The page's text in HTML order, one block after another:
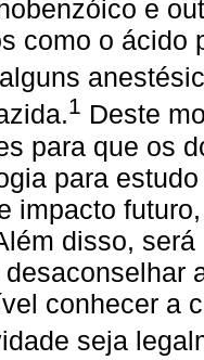
e
como o ácido
1 Deste
para que os
para
impacto
disso,
conhecer a
seja